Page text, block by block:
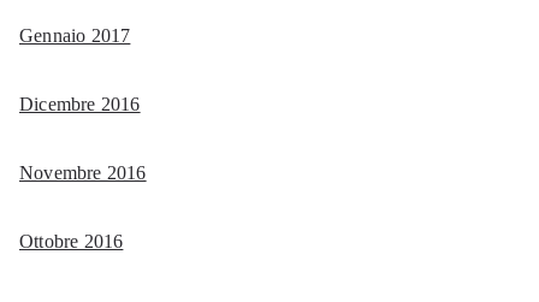
Gennaio 2017
Dicembre 2016
Novembre 2016
Ottobre 2016